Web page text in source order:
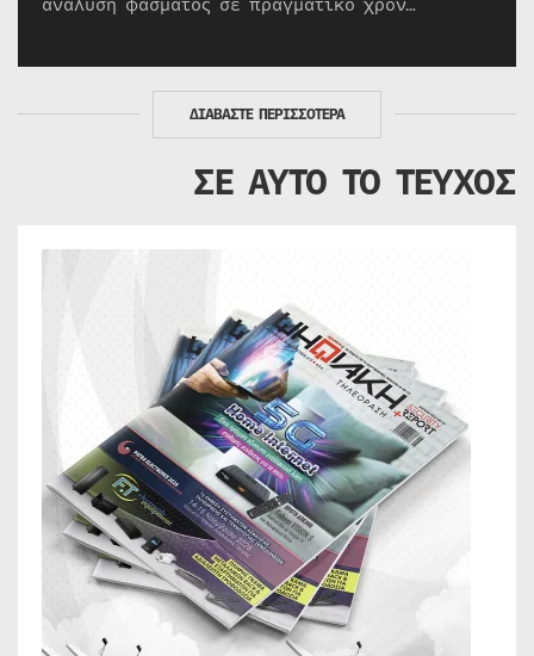
ΔΙΑΒΑΣΤΕ ΠΕΡΙΣΣΟΤΕΡΑ
ΣΕ ΑΥΤΟ ΤΟ ΤΕΥΧΟΣ